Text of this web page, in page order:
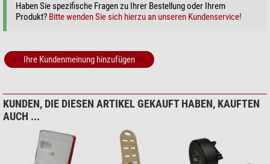
Haben Sie spezifische Fragen zu Ihrer Bestellung oder Ihrem
Produkt? Bitte wenden Sie sich hierzu an unseren Kundenservice!
Ihre Kundenmeinung hinzufügen
KUNDEN, DIE DIESEN ARTIKEL GEKAUFT HABEN, KAUFTEN
AUCH ...